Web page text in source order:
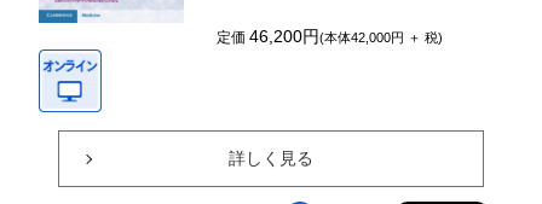
定価46,200円(本体42,000円 ＋ 税)
詳しく見る